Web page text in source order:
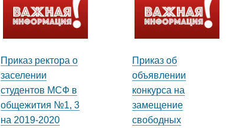
Приказ ректора о
заселении
студентов МСФ в
общежития №1, 3
на 2019-2020
Приказ об
объявлении
конкурса на
замещение
свободных